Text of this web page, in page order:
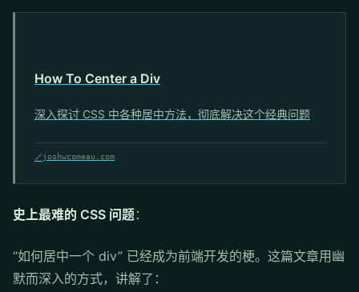
How To Center a Div
深入探讨 CSS 中各种居中方法，彻底解决这个经典问题
🔗joshwcomeau.com
史上最难的 CSS 问题：
“如何居中一个 div” 已经成为前端开发的梗。这篇文章用幽
默而深入的方式，讲解了：